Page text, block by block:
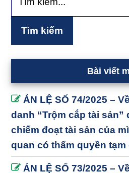
Bài viết
ÁN LỆ SỐ 74/2025 –
danh “Trộm cắp tài
chiếm đoạt tài sản của
quan có thẩm quyền
ÁN LỆ SỐ 73/2025 –